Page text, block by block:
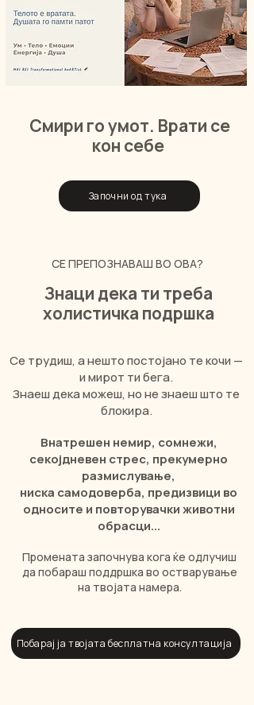
Смири го умот. Врати се
кон себе
Започни од тука
СЕ ПРЕПОЗНАВАШ ВО ОВА?
Знаци дека ти треба
холистичкa подршка
Се трудиш, а нешто постојано те кочи —
и мирот ти бега.
Знаеш дека можеш, но не знаеш што те
блокира.
Внатрешен немир, сомнежи,
секојдневен стрес, прекумерно
размислување,
ниска самодоверба, предизвици во
односите и повторувачки животни
обрасци...
Промената започнува кога ќе одлучиш
да побараш поддршка во остварување
на твојата намера.
Побарај ја твојата бесплатна консултација